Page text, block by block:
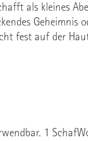
als kleines
Geheimnis
fest auf der
1